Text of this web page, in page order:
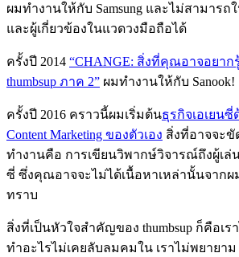
ผมทำงานให้กับ Samsung และไม่สามาร
และผู้เกี่ยวข้องในแวดวงมือถือได้
ครั้งปี 2014 “CHANGE: สิ่งที่คุณอาจอยาก
thumbsup ภาค 2” ผมทำงานให้กับ Sanook!
ครั้งปี 2016 คราวนี้ผมเริ่มต้นธุรกิจเอเยนซี่
Content Marketing ของตัวเอง สิ่งที่อาจจะ
ทำงานคือ การเขียนวิพากษ์วิจารณ์ถึงผู้เล่
ซี่ ซึ่งคุณอาจจะไม่ได้เนื้อหาเหล่านั้นจากผ
ทราบ
สิ่งที่เป็นหัวใจสำคัญของ thumbsup ก็คือเ
ทำอะไรไม่เคยลับลมคมใน เราไม่พยายาม